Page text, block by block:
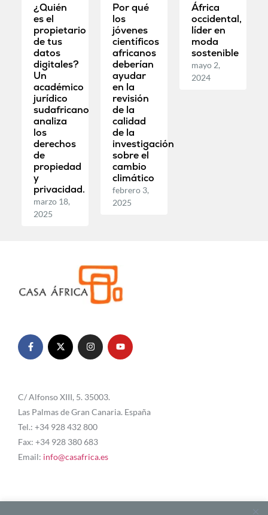
¿Quién
es el
propietario
de tus
datos
digitales?
Un
académico
jurídico
sudafricano
analiza
los
derechos
de
propiedad
y
privacidad.
marzo 18,
2025
Por qué
los
jóvenes
científicos
africanos
deberían
ayudar
en la
revisión
de la
calidad
de la
investigación
sobre el
cambio
climático
febrero 3,
2025
África
occidental,
líder en
moda
sostenible
mayo 2,
2024
C/ Alfonso XIII, 5. 35003.
Las Palmas de Gran Canaria. España
Tel.: +34 928 432 800
Fax: +34 928 380 683
Email: info@casafrica.es